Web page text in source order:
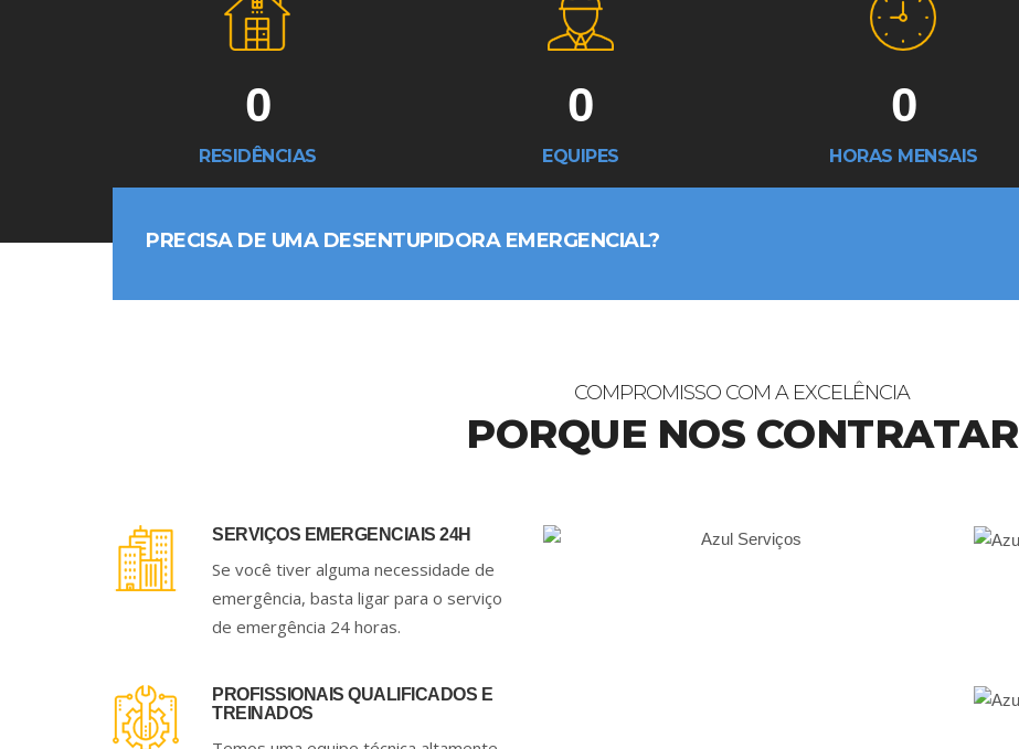
0
RESIDÊNCIAS
0
EQUIPES
0
HORAS MENSAIS
PRECISA DE UMA DESENTUPIDORA EMERGENCIAL?
COMPROMISSO COM A EXCELÊNCIA
PORQUE NOS CONTRATAR
SERVIÇOS EMERGENCIAIS 24H
Se você tiver alguma necessidade de
emergência, basta ligar para o serviço
de emergência 24 horas.
PROFISSIONAIS QUALIFICADOS E
TREINADOS